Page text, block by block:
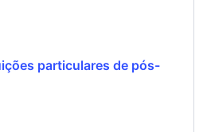
particulares de pós-